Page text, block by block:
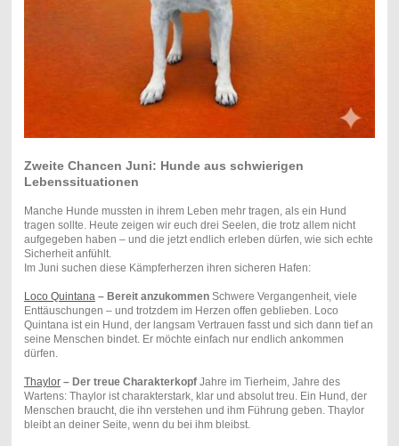
Zweite Chancen Juni: Hunde aus schwierigen
Lebenssituationen
Manche Hunde mussten in ihrem Leben mehr tragen, als ein Hund
tragen sollte. Heute zeigen wir euch drei Seelen, die trotz allem nicht
aufgegeben haben – und die jetzt endlich erleben dürfen, wie sich echte
Sicherheit anfühlt.
Im Juni suchen diese Kämpferherzen ihren sicheren Hafen:
Loco Quintana– Bereit anzukommenSchwere Vergangenheit, viele
Enttäuschungen – und trotzdem im Herzen offen geblieben. Loco
Quintana ist ein Hund, der langsam Vertrauen fasst und sich dann tief an
seine Menschen bindet. Er möchte einfach nur endlich ankommen
dürfen.
Thaylor– Der treue CharakterkopfJahre im Tierheim, Jahre des
Wartens: Thaylor ist charakterstark, klar und absolut treu. Ein Hund, der
Menschen braucht, die ihn verstehen und ihm Führung geben. Thaylor
bleibt an deiner Seite, wenn du bei ihm bleibst.